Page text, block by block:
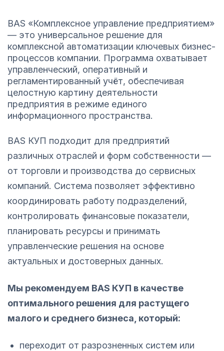
BAS «Комплексное управление предприятием»
— это универсальное решение для
комплексной автоматизации ключевых бизнес-
процессов компании. Программа охватывает
управленческий, оперативный и
регламентированный учёт, обеспечивая
целостную картину деятельности
предприятия в режиме единого
информационного пространства.
BAS КУП подходит для предприятий
различных отраслей и форм собственности —
от торговли и производства до сервисных
компаний. Система позволяет эффективно
координировать работу подразделений,
контролировать финансовые показатели,
планировать ресурсы и принимать
управленческие решения на основе
актуальных и достоверных данных.
Мы рекомендуем BAS КУП в качестве
оптимального решения для растущего
малого и среднего бизнеса, который:
переходит от разрозненных систем или